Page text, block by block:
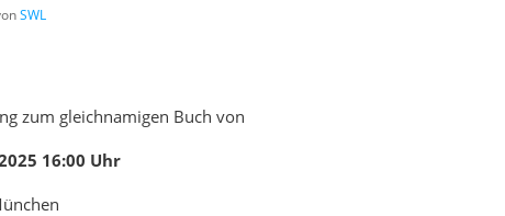
SWL
zum gleichnamigen Buch von
16:00 Uhr